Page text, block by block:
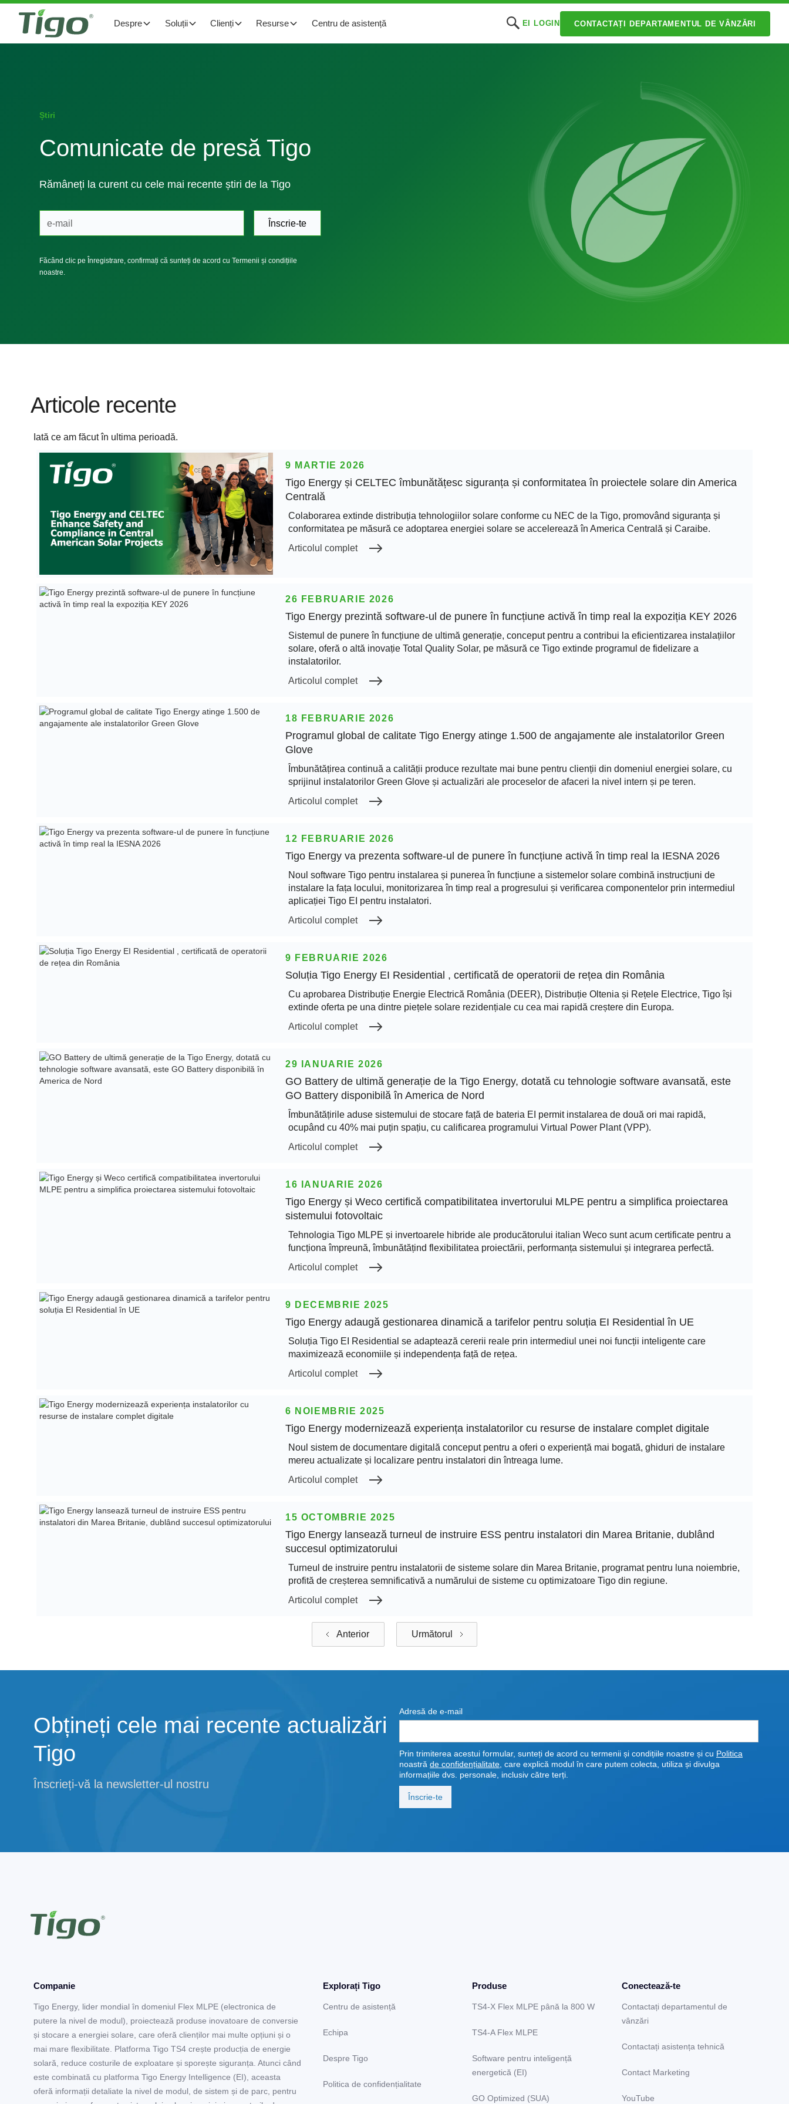
Despre Soluții Clienți Resurse Centru de asistență EI LOGIN CONTACTAȚI DEPARTAMENTUL DE VÂNZĂRI
Știri
Comunicate de presă Tigo
Rămâneți la curent cu cele mai recente știri de la Tigo
Făcând clic pe Înregistrare, confirmați că sunteți de acord cuTermenii și condițiile
noastre.
Articole recente
Iată ce am făcut în ultima perioadă.
9 MARTIE 2026
Tigo Energy și CELTEC îmbunătățesc siguranța și conformitatea în proiectele solare din America
Centrală
Colaborarea extinde distribuția tehnologiilor solare conforme cu NEC de la Tigo, promovând siguranța și
conformitatea pe măsură ce adoptarea energiei solare se accelerează în America Centrală și Caraibe.
Articolul complet
26 FEBRUARIE 2026
Tigo Energy prezintă software-ul de punere în funcțiune activă în timp real la expoziția KEY 2026
Sistemul de punere în funcțiune de ultimă generație, conceput pentru a contribui la eficientizarea instalațiilor
solare, oferă o altă inovație Total Quality Solar, pe măsură ce Tigo extinde programul de fidelizare a
instalatorilor.
Articolul complet
18 FEBRUARIE 2026
Programul global de calitate Tigo Energy atinge 1.500 de angajamente ale instalatorilor Green
Glove
Îmbunătățirea continuă a calității produce rezultate mai bune pentru clienții din domeniul energiei solare, cu
sprijinul instalatorilor Green Glove și actualizări ale proceselor de afaceri la nivel intern și pe teren.
Articolul complet
12 FEBRUARIE 2026
Tigo Energy va prezenta software-ul de punere în funcțiune activă în timp real la IESNA 2026
Noul software Tigo pentru instalarea și punerea în funcțiune a sistemelor solare combină instrucțiuni de
instalare la fața locului, monitorizarea în timp real a progresului și verificarea componentelor prin intermediul
aplicației Tigo EI pentru instalatori.
Articolul complet
9 FEBRUARIE 2026
Soluția Tigo Energy EI Residential , certificată de operatorii de rețea din România
Cu aprobarea Distribuție Energie Electrică România (DEER), Distribuție Oltenia și Rețele Electrice, Tigo își
extinde oferta pe una dintre piețele solare rezidențiale cu cea mai rapidă creștere din Europa.
Articolul complet
29 IANUARIE 2026
GO Battery de ultimă generație de la Tigo Energy, dotată cu tehnologie software avansată, este
GO Battery disponibilă în America de Nord
Îmbunătățirile aduse sistemului de stocare față de bateria EI permit instalarea de două ori mai rapidă,
ocupând cu 40% mai puțin spațiu, cu calificarea programului Virtual Power Plant (VPP).
Articolul complet
16 IANUARIE 2026
Tigo Energy și Weco certifică compatibilitatea invertorului MLPE pentru a simplifica proiectarea
sistemului fotovoltaic
Tehnologia Tigo MLPE și invertoarele hibride ale producătorului italian Weco sunt acum certificate pentru a
funcționa împreună, îmbunătățind flexibilitatea proiectării, performanța sistemului și integrarea perfectă.
Articolul complet
9 DECEMBRIE 2025
Tigo Energy adaugă gestionarea dinamică a tarifelor pentru soluția EI Residential în UE
Soluția Tigo EI Residential se adaptează cererii reale prin intermediul unei noi funcții inteligente care
maximizează economiile și independența față de rețea.
Articolul complet
6 NOIEMBRIE 2025
Tigo Energy modernizează experiența instalatorilor cu resurse de instalare complet digitale
Noul sistem de documentare digitală conceput pentru a oferi o experiență mai bogată, ghiduri de instalare
mereu actualizate și localizare pentru instalatori din întreaga lume.
Articolul complet
15 OCTOMBRIE 2025
Tigo Energy lansează turneul de instruire ESS pentru instalatori din Marea Britanie, dublând
succesul optimizatorului
Turneul de instruire pentru instalatorii de sisteme solare din Marea Britanie, programat pentru luna noiembrie,
profită de creșterea semnificativă a numărului de sisteme cu optimizatoare Tigo din regiune.
Articolul complet
Anterior Următorul
Obțineți cele mai recente actualizări
Tigo
Înscrieți-vă la newsletter-ul nostru
Adresă de e-mail
Prin trimiterea acestui formular, sunteți de acord cu termenii și condițiile noastre și cu Politica
noastră de confidențialitate , care explică modul în care putem colecta, utiliza și divulga
informațiile dvs. personale, inclusiv către terți.
Companie
Tigo Energy, lider mondial în domeniul Flex MLPE (electronica de
putere la nivel de modul), proiectează produse inovatoare de conversie
și stocare a energiei solare, care oferă clienților mai multe opțiuni și o
mai mare flexibilitate. Platforma Tigo TS4 crește producția de energie
solară, reduce costurile de exploatare și sporește siguranța. Atunci când
este combinată cu platforma Tigo Energy Intelligence (EI), aceasta
oferă informații detaliate la nivel de modul, de sistem și de parc, pentru
Explorați Tigo
Centru de asistență
Echipa
Despre Tigo
Politica de confidențialitate
Produse
TS4-X Flex MLPE până la 800 W
TS4-A Flex MLPE
Software pentru inteligență
energetică (EI)
GO Optimized (SUA)
Conectează-te
Contactați departamentul de
vânzări
Contactați asistența tehnică
Contact Marketing
YouTube